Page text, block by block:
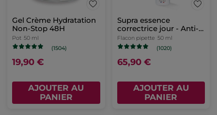
Gel Crème Hydratation
Non-Stop 48H
Pot 50 ml
(1504)
19,90 €
AJOUTER AU
PANIER
Supra essence
correctrice jour - Anti-
Âge Global
Flacon pipette 50 ml
(1020)
65,90 €
AJOUTER AU
PANIER